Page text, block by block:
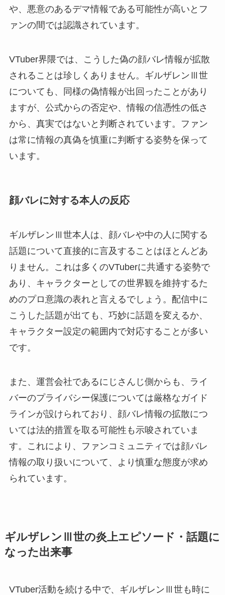
や、悪意のあるデマ情報である可能性が高いとフ
ァンの間では認識されています。
VTuber界隈では、こうした偽の顔バレ情報が拡散
されることは珍しくありません。ギルザレンⅢ世
についても、同様の偽情報が出回ったことがあり
ますが、公式からの否定や、情報の信憑性の低さ
から、真実ではないと判断されています。ファン
は常に情報の真偽を慎重に判断する姿勢を保って
います。
顔バレに対する本人の反応
ギルザレンⅢ世本人は、顔バレや中の人に関する
話題について直接的に言及することはほとんどあ
りません。これは多くのVTuberに共通する姿勢で
あり、キャラクターとしての世界観を維持するた
めのプロ意識の表れと言えるでしょう。配信中に
こうした話題が出ても、巧妙に話題を変えるか、
キャラクター設定の範囲内で対応することが多い
です。
また、運営会社であるにじさんじ側からも、ライ
バーのプライバシー保護については厳格なガイド
ラインが設けられており、顔バレ情報の拡散につ
いては法的措置を取る可能性も示唆されていま
す。これにより、ファンコミュニティでは顔バレ
情報の取り扱いについて、より慎重な態度が求め
られています。
ギルザレンⅢ世の炎上エピソード・話題に
なった出来事
VTuber活動を続ける中で、ギルザレンⅢ世も時に